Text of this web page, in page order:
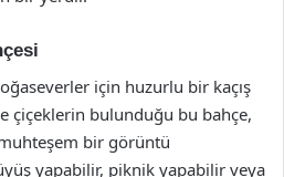
için huzurlu bir kaçış
çiçeklerin bulunduğu bu bahçe,
bir görüntü
yapabilir, piknik yapabilir veya